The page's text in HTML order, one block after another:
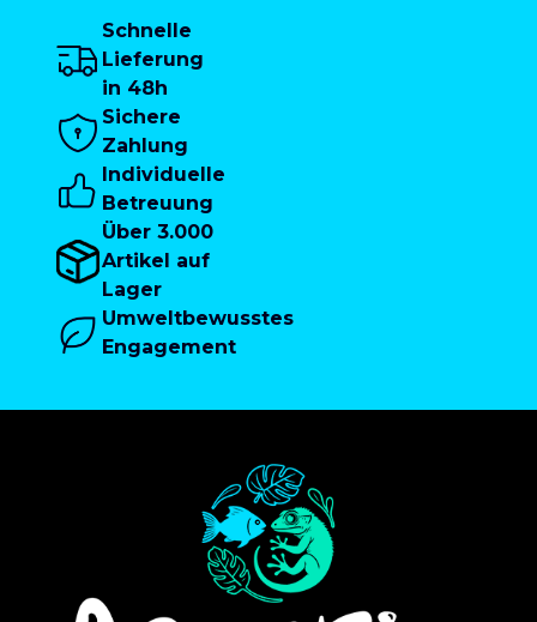
Schnelle
Lieferung
in 48h
Sichere
Zahlung
Individuelle
Betreuung
Über 3.000
Artikel auf
Lager
Umweltbewusstes
Engagement